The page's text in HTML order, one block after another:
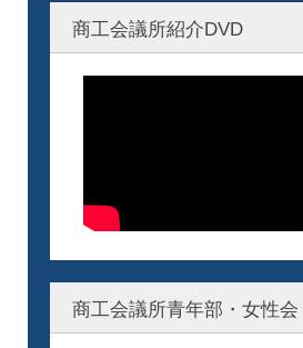
商工会議所紹介DVD
商工会議所青年部・女性会